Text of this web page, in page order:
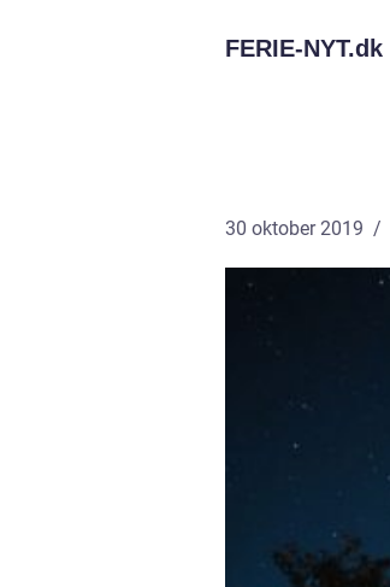
FERIE-NYT.dk
30 oktober 2019